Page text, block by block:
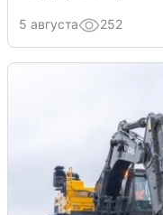
5 августа 252